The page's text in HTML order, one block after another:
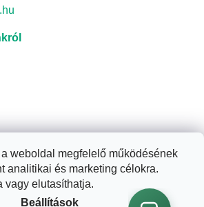
weboldal megfelelő működésének
analitikai és marketing célokra.
vagy elutasíthatja.
Beállítások
Shoptet készítette